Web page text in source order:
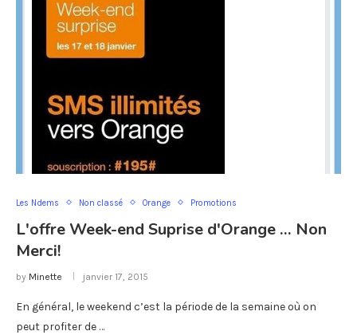
Les Ndems Non classé Orange Promotions
L'offre Week-end Suprise d'Orange … Non
Merci!
by Minette janvier 17, 2015
En général, le weekend c’est la période de la semaine où on
peut profiter de …